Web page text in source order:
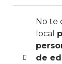
No te
local
de